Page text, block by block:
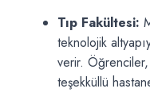
Tıp Fakültesi:
teknolojik
verir. Öğrenciler,
teşekküllü